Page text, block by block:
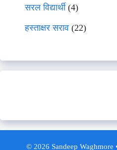
सरल विद्यार्थी(4)
हस्ताक्षर सराव (22)
© 2026 Sandeep Waghmore